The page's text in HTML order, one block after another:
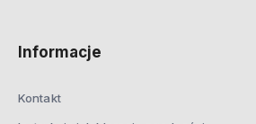
Informacje
Kontakt